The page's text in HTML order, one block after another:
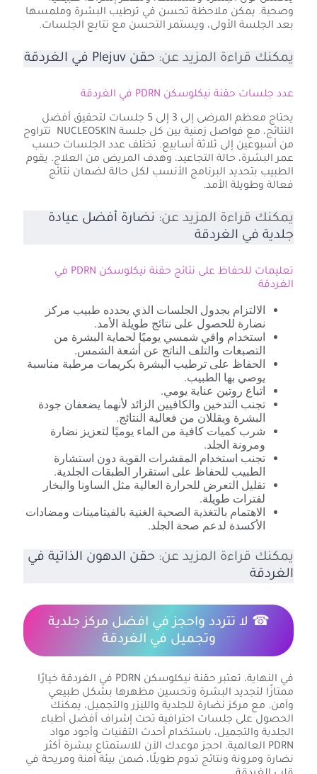
وصحية. يمكن ملاحظة تحسن في ترطيب البشرة وملمسها
بعد الجلسة الأولى، ويستمر التحسن مع تتابع الجلسات.
يمكنك قراءة المزيد عن: حقن Plejuv في الغردقة
عدد جلسات حقنة نيكلوسكن PDRN في الغردقة
يحتاج معظم المرضى إلى 3 إلى 5 جلسات لتحقيق أفضل
النتائج، مع فواصل زمنية بين كل جلسة NUCLEOSKIN تتراوح
من أسبوعين إلى ثلاثة أسابيع. تختلف عدد الجلسات حسب
عمر البشرة، حالة التجاعيد، وهدف المريض من العلاج. يقوم
الطبيب بتحديد البرنامج الأنسب لكل حالة لضمان نتائج
فعالة وطويلة الأمد.
يمكنك قراءة المزيد عن: نضارة أفضل عيادة
جلدية في الغردقة
تعليمات للحفاظ على نتائج حقنة نيكلوسكن PDRN في
الغردقة
الالتزام بجدول الجلسات الذي يحدده طبيب مركز
نضارة للحصول على نتائج طويلة الأمد.
استخدام واقي شمسي يوميًا لحماية البشرة من
التصبغات والتلف الناتج عن أشعة الشمس.
الحفاظ على ترطيب البشرة بكريمات مرطبة مناسبة
يوصي بها الطبيب.
اتباع روتين عناية يومي.
تجنب التدخين والكافيين الزائد لأنهما يضعفان جودة
البشرة ويقللان من فعالية النتائج.
شرب كميات كافية من الماء يوميًا لتعزيز نضارة
ومرونة الجلد.
تجنب استخدام المقشرات القوية دون استشارة
الطبيب للحفاظ على استقرار الطبقات الجلدية.
تقليل التعرض للحرارة العالية مثل الساونا والبخار
لفترات طويلة.
الاهتمام بالتغذية الصحية الغنية بالفيتامينات ومضادات
الأكسدة لدعم صحة الجلد.
يمكنك قراءة المزيد عن: حقن الدهون الذاتية في
الغردقة
☎ لا تتردد واحجز في افضل مركز جلدية
وتجميل في الغردقة
في النهاية، تعتبر حقنة نيكلوسكن PDRN في الغردقة خيارًا
ممتازًا لتجديد البشرة وتحسين مظهرها بشكل طبيعي
وآمن. مع مركز نضارة للجلدية والليزر والتجميل، يمكنك
الحصول على جلسات احترافية تحت إشراف أفضل أطباء
الجلدية والتجميل، باستخدام أحدث التقنيات وأجود مواد
PDRN العالمية. احجز موعدك الآن للاستمتاع ببشرة أكثر
نضارة ومرونة ونتائج تدوم طويلًا، ضمن بيئة آمنة ومريحة في